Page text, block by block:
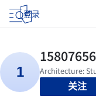
登录
关注